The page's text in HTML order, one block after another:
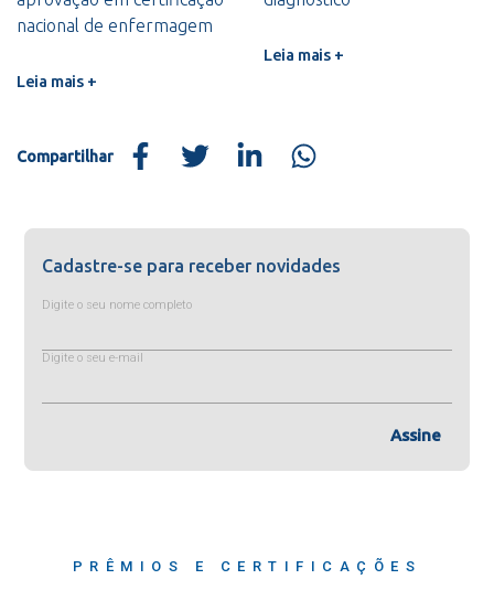
nacional de enfermagem
Leia mais +
Leia mais +
Compartilhar
Cadastre-se para receber novidades
Digite o seu nome completo
Digite o seu e-mail
Assine
PRÊMIOS E CERTIFICAÇÕES